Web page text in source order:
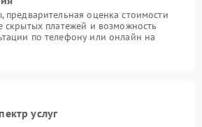
предварительная оценка стоимости
скрытых платежей и возможность
по телефону или онлайн на
услуг